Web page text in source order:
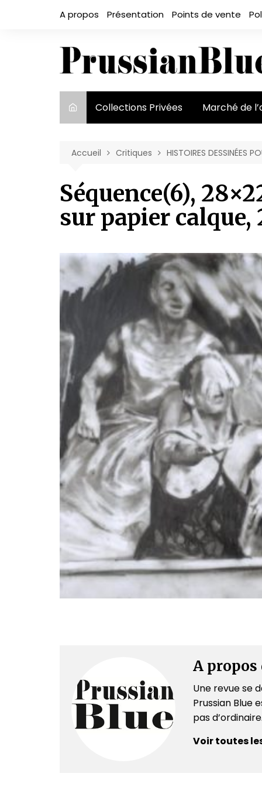
A propos Présentation Points de vente
Collections Privées Marché de
acteurs
Accueil Critiques HISTOIRES DESSINÉES
Séquence(6),
sur papier calque,
A
Une revue se
Prussian Blue
pas
Voir toutes